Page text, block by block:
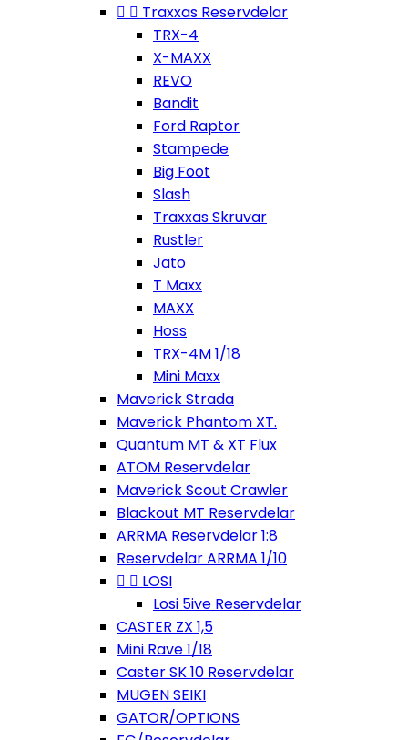
  Traxxas Reservdelar
TRX-4
X-MAXX
REVO
Bandit
Ford Raptor
Stampede
Big Foot
Slash
Traxxas Skruvar
Rustler
Jato
T Maxx
MAXX
Hoss
TRX-4M 1/18
Mini Maxx
Maverick Strada
Maverick Phantom XT.
Quantum MT & XT Flux
ATOM Reservdelar
Maverick Scout Crawler
Blackout MT Reservdelar
ARRMA Reservdelar 1:8
Reservdelar ARRMA 1/10
  LOSI
Losi 5ive Reservdelar
CASTER ZX 1,5
Mini Rave 1/18
Caster SK 10 Reservdelar
MUGEN SEIKI
GATOR/OPTIONS